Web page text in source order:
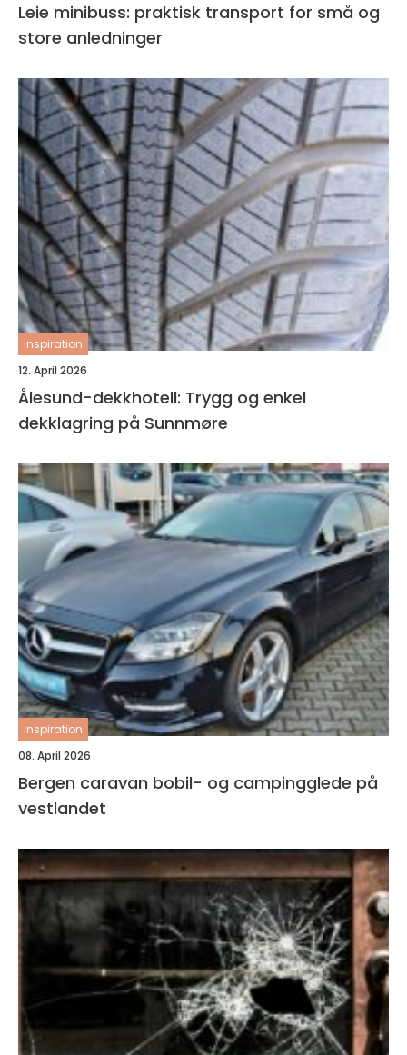
Leie minibuss: praktisk transport for små og
store anledninger
inspiration
12. April 2026
Ålesund-dekkhotell: Trygg og enkel
dekklagring på Sunnmøre
inspiration
08. April 2026
Bergen caravan bobil- og campingglede på
vestlandet